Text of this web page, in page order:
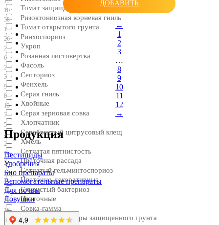
Томат защищенного грунта
38
Томат открытого грунта
26
Укроп
6
Фасоль
3
Фенхель
8
Хвойные
7
Хлопчатник
2
Хмель
12
Цветочная рассада
4
Цветочно-декоративные
2
Цветочные
16
Цветочные культуры защищенного грунта
10
Ризоктониозная корневая гниль
1
Ринхоспориоз
2
Розанная листовертка
2
Септориоз
9
Серая гниль
13
Серая зерновая совка
5
Серебристый цитрусовый клещ
2
Сетчатая пятнистость
2
Сетчатый гельминтоспориоз
1
Слизистый бактериоз
7
Совка-гамма
8
ДОБАВИТЬ
←
1
2
3
…
8
9
10
11
12
→
Продукция
Пестициды
Удобрения
Био препараты
Вспомогательные препараты
Для почвы
Ловушки